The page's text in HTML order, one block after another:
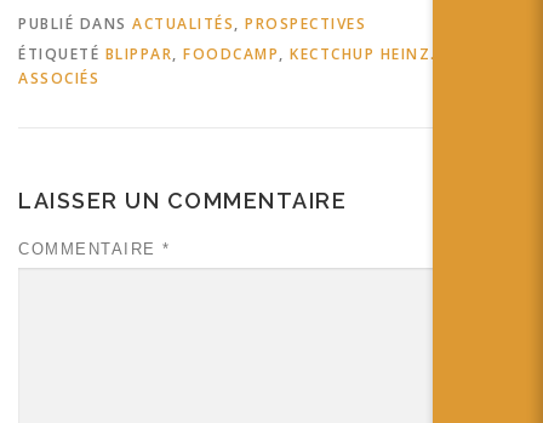
Behind B : Inspiration
Everyday "Serial Cut" nous
propose un portfolio…
PUBLIÉ DANS ACTUALITÉS, PROSPECTIVES
ÉTIQUETÉ BLIPPAR, FOODCAMP, KECTCHUP HEINZ.IMAGES &
ASSOCIÉS
LAISSER UN COMMENTAIRE
COMMENTAIRE *